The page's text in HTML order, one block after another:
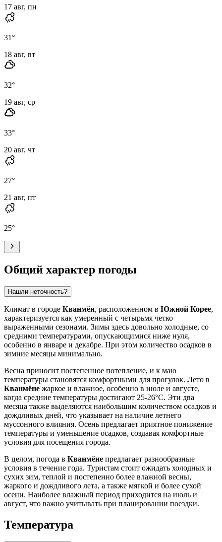
17 авг, пн
31°
18 авг, вт
32°
19 авг, ср
33°
20 авг, чт
27°
21 авг, пт
25°
Общий характер погоды
Нашли неточность?
Климат в городе Кванмён, расположенном в Южной Корее,
характеризуется как умеренный с четырьмя четко
выраженными сезонами. Зимы здесь довольно холодные, со
средними температурами, опускающимися ниже нуля,
особенно в январе и декабре. При этом количество осадков в
зимние месяцы минимально.
Весна приносит постепенное потепление, и к маю
температуры становятся комфортными для прогулок. Лето в
Кванмёне жаркое и влажное, особенно в июле и августе,
когда средние температуры достигают 25-26°C. Эти два
месяца также выделяются наибольшим количеством осадков и
дождливых дней, что указывает на наличие летнего
муссонного влияния. Осень предлагает приятное понижение
температуры и уменьшение осадков, создавая комфортные
условия для посещения города.
В целом, погода в Кванмёне предлагает разнообразные
условия в течение года. Туристам стоит ожидать холодных и
сухих зим, теплой и постепенно более влажной весны,
жаркого и дождливого лета, а также мягкой и более сухой
осени. Наиболее влажный период приходится на июль и
август, что важно учитывать при планировании поездки.
Температура